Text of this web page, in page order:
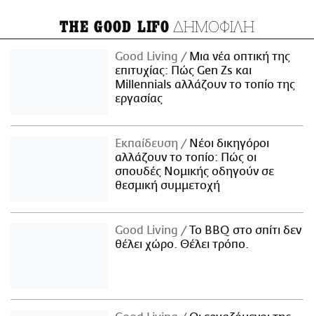
THE GOOD LIFO ΔΗΜΟΦΙΛΗ
Good Living
Μια νέα οπτική της
επιτυχίας: Πώς Gen Zs και
Millennials αλλάζουν το τοπίο της
εργασίας
Εκπαίδευση
Νέοι δικηγόροι
αλλάζουν το τοπίο: Πώς οι
σπουδές Νομικής οδηγούν σε
θεσμική συμμετοχή
Good Living
Το BBQ στο σπίτι δεν
θέλει χώρο. Θέλει τρόπο.